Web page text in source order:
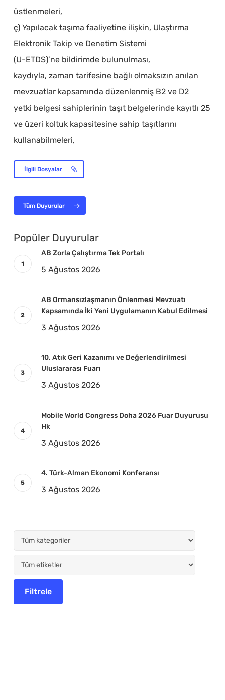
üstlenmeleri,
ç) Yapılacak taşıma faaliyetine ilişkin, Ulaştırma
Elektronik Takip ve Denetim Sistemi
(U-ETDS)’ne bildirimde bulunulması,
kaydıyla, zaman tarifesine bağlı olmaksızın anılan
mevzuatlar kapsamında düzenlenmiş B2 ve D2
yetki belgesi sahiplerinin taşıt belgelerinde kayıtlı 25
ve üzeri koltuk kapasitesine sahip taşıtlarını
kullanabilmeleri,
İlgili Dosyalar
Tüm Duyurular
Popüler Duyurular
AB Zorla Çalıştırma Tek Portalı
5 Ağustos 2026
AB Ormansızlaşmanın Önlenmesi Mevzuatı
Kapsamında İki Yeni Uygulamanın Kabul Edilmesi
3 Ağustos 2026
10. Atık Geri Kazanımı ve Değerlendirilmesi
Uluslararası Fuarı
3 Ağustos 2026
Mobile World Congress Doha 2026 Fuar Duyurusu
Hk
3 Ağustos 2026
4. Türk-Alman Ekonomi Konferansı
3 Ağustos 2026